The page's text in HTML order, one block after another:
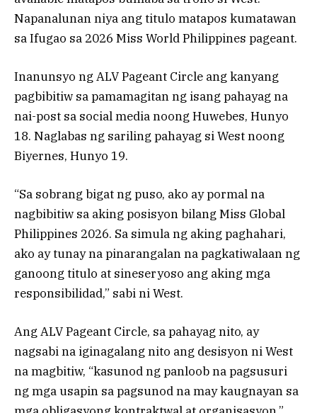
Napanalunan niya ang titulo matapos kumatawan
sa Ifugao sa 2026 Miss World Philippines pageant.
Inanunsyo ng ALV Pageant Circle ang kanyang
pagbibitiw sa pamamagitan ng isang pahayag na
nai-post sa social media noong Huwebes, Hunyo
18. Naglabas ng sariling pahayag si West noong
Biyernes, Hunyo 19.
“Sa sobrang bigat ng puso, ako ay pormal na
nagbibitiw sa aking posisyon bilang Miss Global
Philippines 2026. Sa simula ng aking paghahari,
ako ay tunay na pinarangalan na pagkatiwalaan ng
ganoong titulo at sineseryoso ang aking mga
responsibilidad,” sabi ni West.
Ang ALV Pageant Circle, sa pahayag nito, ay
nagsabi na iginagalang nito ang desisyon ni West
na magbitiw, “kasunod ng panloob na pagsusuri
ng mga usapin sa pagsunod na may kaugnayan sa